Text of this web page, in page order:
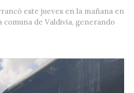
este jueves en la mañana en
de Valdivia, generando